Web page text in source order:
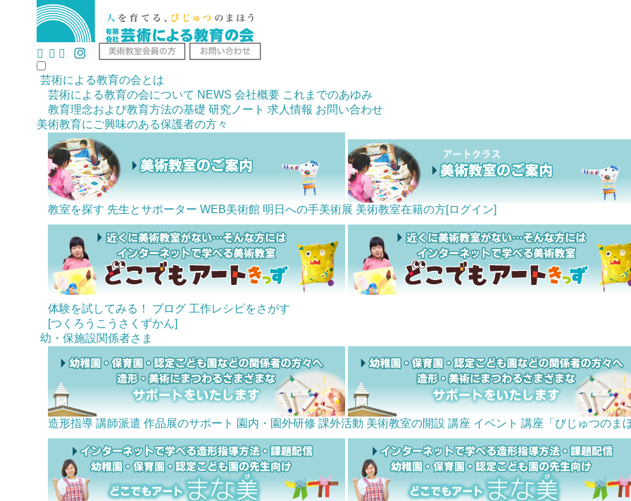
芸術による教育の会とは
芸術による教育の会について NEWS 会社概要 これまでのあゆみ
教育理念および教育方法の基礎 研究ノート 求人情報 お問い合わせ
美術教育にご興味のある保護者の方々
教室を探す 先生とサポーター WEB美術館 明日への手美術展 美術教室在籍の方[ログイン]
体験を試してみる！ ブログ 工作レシピをさがす
[つくろうこうさくずかん]
幼・保施設関係者さま
造形指導 講師派遣 作品展のサポート 園内・園外研修 課外活動 美術教室の開設 講座 イベント 講座「びじゅつのま